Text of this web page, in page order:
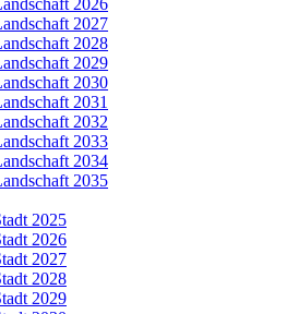
2026
2027
2028
2029
2030
2031
2032
2033
2034
2035
2025
2026
2027
2028
2029